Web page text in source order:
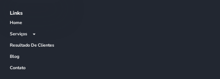
Links
Home
Serviços
Resultado De Clientes
Blog